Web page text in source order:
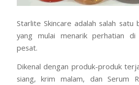
Starlite Skincare adalah salah satu
yang mulai menarik perhatian di
pesat.
Dikenal dengan produk-produk
siang, krim malam, dan Serum